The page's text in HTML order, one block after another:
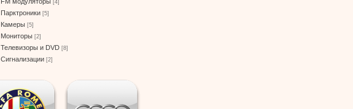
[4]
Парктроники [5]
Камеры [5]
Мониторы [2]
Телевизоры и DVD [8]
Сигнализации [2]